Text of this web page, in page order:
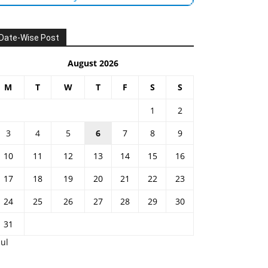
Wise Post
August 2026
M T W T F S S
1
2
3
4 5 6 7 8
9
10
11 12 13 14 15
16
17
18 19 20 21 22
23
24
25 26 27 28 29
30
31